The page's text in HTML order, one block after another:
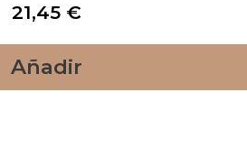
21,45 €
Añadir